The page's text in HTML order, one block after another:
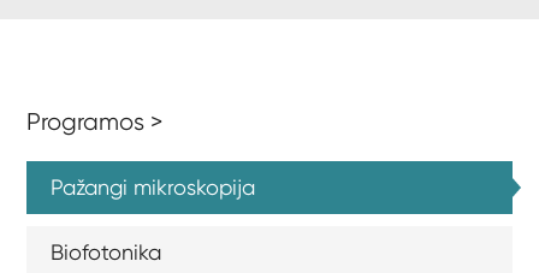
Programos >
Pažangi mikroskopija
Biofotonika